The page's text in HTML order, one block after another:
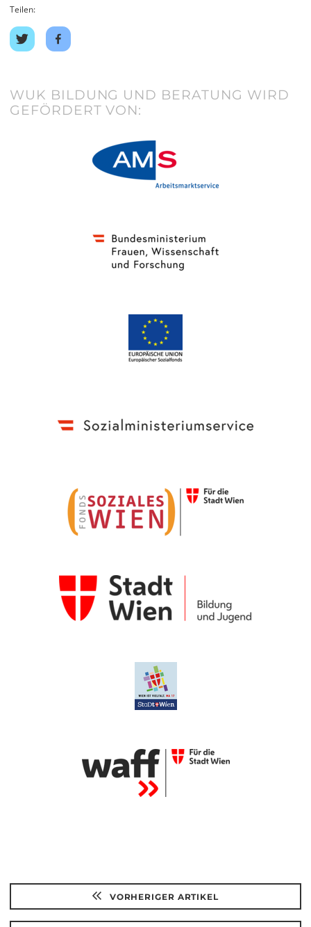
Teilen:
Auf
Twitter
Auf
Facebook
WUK BILDUNG UND BERATUNG WIRD
GEFÖRDERT VON:
VORHERIGER ARTIKEL